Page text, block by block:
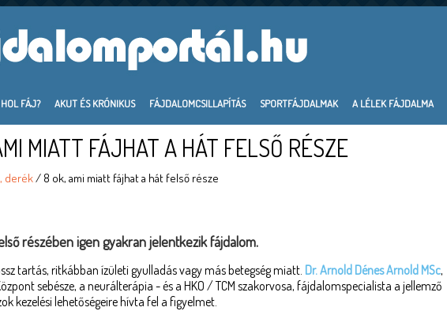
HOL FÁJ? AKUT ÉS KRÓNIKUS FÁJDALOMCSILLAPÍTÁS SPORTFÁJDALMAK A LÉLEK FÁJDALMA
MIATT FÁJHAT A HÁT FELSŐ RÉSZE
derék/ 8 ok, ami miatt fájhat a hát felső része
részében igen gyakran jelentkezik fájdalom.
tartás, ritkábban ízületi gyulladás vagy más betegség miatt. Dr. Arnold Dénes Arnold MSc,
sebésze, a neurálterápia - és a HKO / TCM szakorvosa, fájdalomspecialista a jellemző
kezelési lehetőségeire hívta fel a figyelmet.